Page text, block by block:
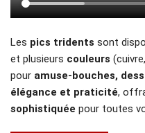
Les pics tridents sont
et plusieurs couleurs
pour amuse-bouches,
élégance et praticité,
sophistiquée pour toutes